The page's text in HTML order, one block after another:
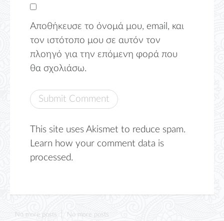
Αποθήκευσε το όνομά μου, email, και
τον ιστότοπο μου σε αυτόν τον
πλοηγό για την επόμενη φορά που
θα σχολιάσω.
This site uses Akismet to reduce spam.
Learn how your comment data is
processed.
No more posts No more posts